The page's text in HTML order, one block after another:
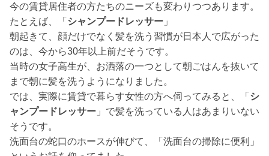
今の賃貸居住者の方たちのニーズも変わりつつあります。
たとえば、「 シャンプードレッサー 」
朝起きて、顔だけでなく髪を洗う習慣が日本人で広がった
のは、今から30年以上前だそうです。
当時の女子高生が、お洒落の一つとして朝ごはんを抜いて
まで朝に髪を洗うようになりました。
では、実際に賃貸で暮らす女性の方へ伺ってみると、「 シ
ャンプードレッサー 」で髪を洗っている人はあまりいない
そうです。
洗面台の蛇口のホースが伸びて、「洗面台の掃除に便利」